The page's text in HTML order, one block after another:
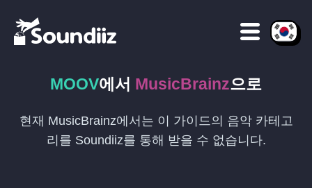
MOOV에서 MusicBrainz으로
현재 MusicBrainz에서는 이 가이드의 음악 카테고
리를 Soundiiz를 통해 받을 수 없습니다.